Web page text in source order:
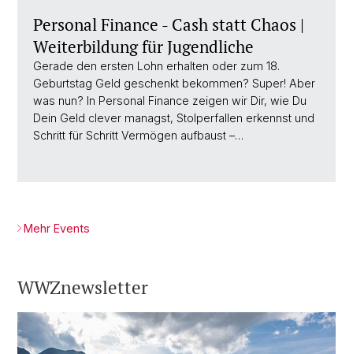
Personal Finance - Cash statt Chaos |
Weiterbildung für Jugendliche
Gerade den ersten Lohn erhalten oder zum 18.
Geburtstag Geld geschenkt bekommen? Super! Aber
was nun? In Personal Finance zeigen wir Dir, wie Du
Dein Geld clever managst, Stolperfallen erkennst und
Schritt für Schritt Vermögen aufbaust –…
Mehr Events
WWZnewsletter